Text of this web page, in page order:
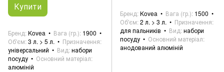
Купити
Бренд Kovea Вага (гр.) 1900
Об'єм 3 л. > 5 л.
Призначення
універсальний
Вид набори
посуду
Основний матеріал
алюміній
Бренд Kovea Вага (гр.) 1500
Об'єм 2 л. > 3 л.
Призначення
для пальників
Вид набори
посуду
Основний матеріал
анодований алюміній